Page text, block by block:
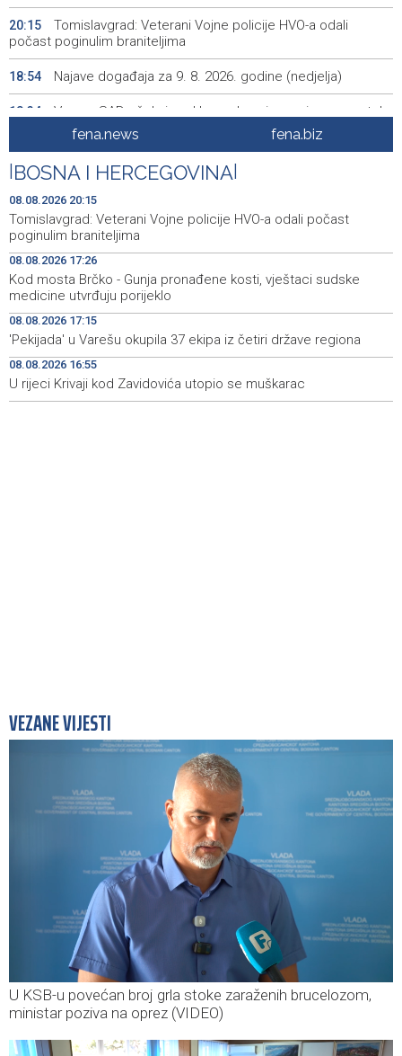
20:15
Tomislavgrad: Veterani Vojne policije HVO-a odali
počast poginulim braniteljima
18:54 Najave događaja za 9. 8. 2026. godine (nedjelja)
18:34
Vance: SAD očekuje od Irana da osigura siguran protok
nafte kroz Hormuški moreuz
18:21
Iranski šef sigurnosti: Hormuški moreuz će ostati
zatvoren dok SAD ne ispuni zahtjeve Teherana
18:09
Iran 'vrlo blizu' dogovora s Omanom o novoj Hormuškoj
brodskoj ruti
18:05
Koncertom Marije Šerifović večeras se zatvara
manifestacija 'Dani dijaspore Travnik 2026'
17:26
Kod mosta Brčko - Gunja pronađene kosti, vještaci
sudske medicine utvrđuju porijeklo
17:15
'Pekijada' u Varešu okupila 37 ekipa iz četiri države
regiona
fena.news fena.biz
BOSNA I HERCEGOVINA
08.08.2026 20:15
Tomislavgrad: Veterani Vojne policije HVO-a odali počast
poginulim braniteljima
08.08.2026 17:26
Kod mosta Brčko - Gunja pronađene kosti, vještaci sudske
medicine utvrđuju porijeklo
08.08.2026 17:15
'Pekijada' u Varešu okupila 37 ekipa iz četiri države regiona
08.08.2026 16:55
U rijeci Krivaji kod Zavidovića utopio se muškarac
VEZANE VIJESTI
U KSB-u povećan broj grla stoke zaraženih brucelozom,
ministar poziva na oprez (VIDEO)